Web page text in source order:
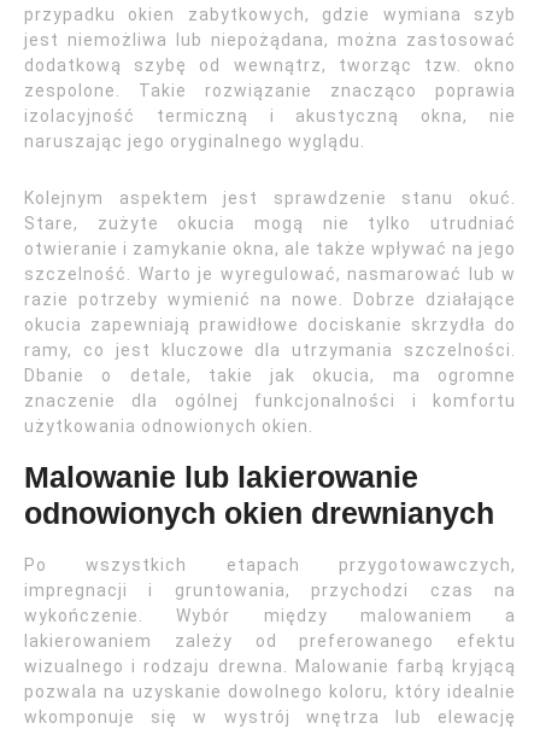
przypadku okien zabytkowych, gdzie wymiana szyb
jest niemożliwa lub niepożądana, można zastosować
dodatkową szybę od wewnątrz, tworząc tzw. okno
zespolone. Takie rozwiązanie znacząco poprawia
izolacyjność termiczną i akustyczną okna, nie
naruszając jego oryginalnego wyglądu.
Kolejnym aspektem jest sprawdzenie stanu okuć.
Stare, zużyte okucia mogą nie tylko utrudniać
otwieranie i zamykanie okna, ale także wpływać na jego
szczelność. Warto je wyregulować, nasmarować lub w
razie potrzeby wymienić na nowe. Dobrze działające
okucia zapewniają prawidłowe dociskanie skrzydła do
ramy, co jest kluczowe dla utrzymania szczelności.
Dbanie o detale, takie jak okucia, ma ogromne
znaczenie dla ogólnej funkcjonalności i komfortu
użytkowania odnowionych okien.
Malowanie lub lakierowanie
odnowionych okien drewnianych
Po wszystkich etapach przygotowawczych,
impregnacji i gruntowania, przychodzi czas na
wykończenie. Wybór między malowaniem a
lakierowaniem zależy od preferowanego efektu
wizualnego i rodzaju drewna. Malowanie farbą kryjącą
pozwala na uzyskanie dowolnego koloru, który idealnie
wkomponuje się w wystrój wnętrza lub elewację